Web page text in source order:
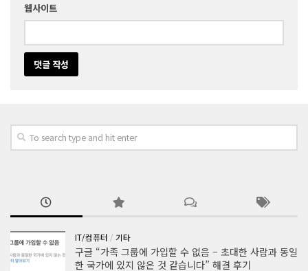
웹사이트
IT/컴퓨터 / 기타
구글 “가족 그룹에 가입할 수 없음 – 초대한 사람과 동일
한 국가에 있지 않은 것 같습니다” 해결 후기